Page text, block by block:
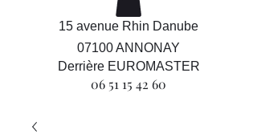
15 avenue Rhin Danube
07100 ANNONAY
Derrière EUROMASTER
06 51 15 42 60